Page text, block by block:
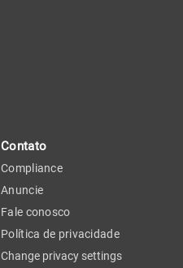
Contato
Compliance
Anuncie
Fale conosco
Política de privacidade
Change privacy settings